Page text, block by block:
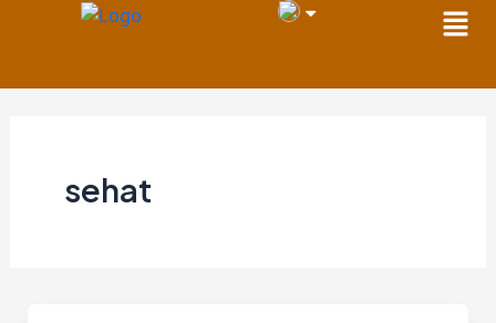
sehat